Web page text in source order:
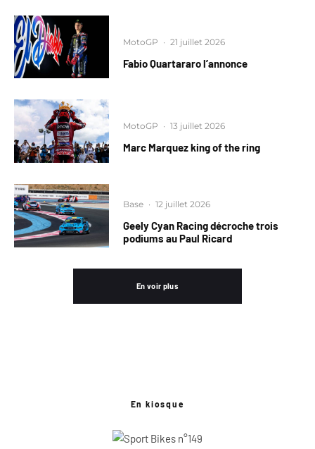
MotoGP · 21 juillet 2026
Fabio Quartararo l’annonce
MotoGP · 13 juillet 2026
Marc Marquez king of the ring
Base · 12 juillet 2026
Geely Cyan Racing décroche trois
podiums au Paul Ricard
En voir plus
En kiosque